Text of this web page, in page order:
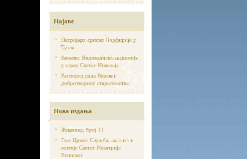
Најаве
Патријарх српски Порфирије у
Тузли
Ваљево: Видовданска академија
у славу Светог Николаја
Распоред рада Верског
добротворног старатељства
Нова издања
Живопис, број 11
Глас Цркве: Служба, акатист и
житије Светог Некатрија
Егинског